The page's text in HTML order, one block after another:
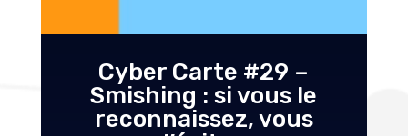
Cyber Carte #29 –
Smishing : si vous le
reconnaissez, vous